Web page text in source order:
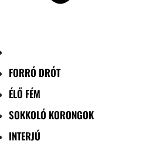
FORRÓ DRÓT
ÉLŐ FÉM
SOKKOLÓ KORONGOK
INTERJÚ